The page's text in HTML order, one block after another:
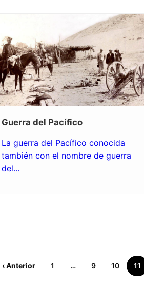
Guerra del Pacífico
La guerra del Pacífico conocida
también con el nombre de guerra
del...
‹ Anterior 1 … 9 10 11